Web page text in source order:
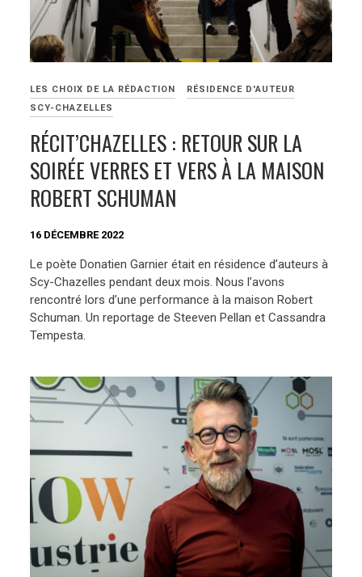
LES CHOIX DE LA RÉDACTION
RÉSIDENCE D'AUTEUR
SCY-CHAZELLES
RÉCIT’CHAZELLES : RETOUR SUR LA
SOIRÉE VERRES ET VERS À LA MAISON
ROBERT SCHUMAN
16 DÉCEMBRE 2022
Le poète Donatien Garnier était en résidence d’auteurs à
Scy-Chazelles pendant deux mois. Nous l’avons
rencontré lors d’une performance à la maison Robert
Schuman. Un reportage de Steeven Pellan et Cassandra
Tempesta.